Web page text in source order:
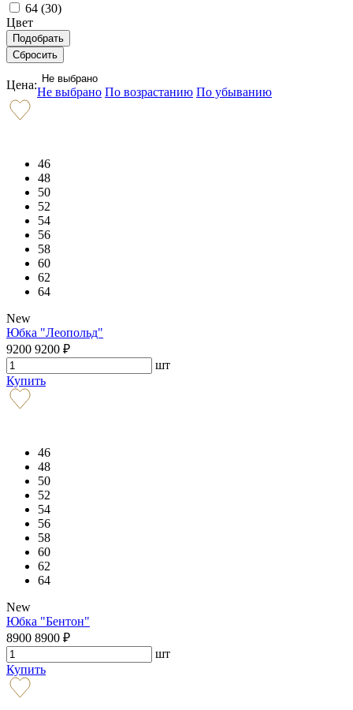
64 (30)
Цвет
Цена: Не выбрано
Не выбрано По возрастанию По убыванию
46
48
50
52
54
56
58
60
62
64
New
Юбка "Леопольд"
9200 9200 ₽
шт
Купить
46
48
50
52
54
56
58
60
62
64
New
Юбка "Бентон"
8900 8900 ₽
шт
Купить